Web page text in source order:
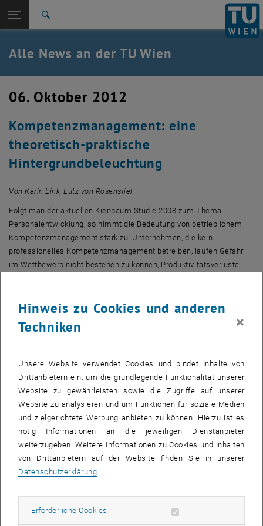
TU Login
Quicklinks
Quicklinks-Menü umschalten
Studium
Karriere
Zurück: Subseiten von TU Wien Startseite auflisten
Zurück zur letzten Ebene:
TU Wien Startseite
Übersicht
Alle News an der TU Wien
06. Oktober 2012
Kompetenzmanagement: eine
theoretisch-praktische
Hintergrundbeleuchtung
Von Karin Link, Lutz von Rosenstiel
Folgt man der aktuellen Kienbaum Studie 2008 zum Thema
Personalentwicklung, so nimmt die Bedeutung von betrieblichem
Kompetenzmanagement stark zu. Unternehmen, die kein
professionelles Kompetenzmanagement betreiben, laufen Gefahr
im Wettbewerb nicht bestehen zu können, Produktivitätsverluste
Betriebliches Kompetenzmanagement scheint eine der tragenden
Säulen für nachhaltigen unternehmerischen Erfolg zu sein. Doch
was versteckt sich hinter diesem Begriff, wie managt man
nachfolgende Beitrag beleuchtet Hintergründe und zeigt anhand
eines theoretischen Modells sowie praktischer
Umsetzungsmöglichkeiten, wie die Verknüpfung zwischen
organisationaler und individueller Ebene gelingen kann.
Über die Autor_innen
Studium mit den Spezialisierungen Personalwirtschaft und
wechselte von ihrer jahrelangen selbständigen Tätigkeit in der IT-
Hinweis zu Cookies und anderen
Techniken
×
Unsere Website verwendet Cookies und bindet Inhalte von
Drittanbietern ein, um die grundlegende Funktionalität unserer
Website zu gewährleisten sowie die Zugriffe auf unserer
Website zu analysieren und um Funktionen für soziale Medien
und zielgerichtete Werbung anbieten zu können. Hierzu ist es
nötig Informationen an die jeweiligen Dienstanbieter
weiterzugeben. Weitere Informationen zu Cookies und Inhalten
von Drittanbietern auf der Website finden Sie in unserer
Datenschutzerklärung
Erforderliche Cookies Erforderliche Cookies zulassen